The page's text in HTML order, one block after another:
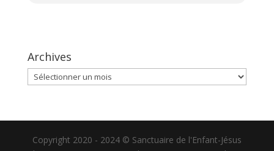
Archives
Archives
Copyright 2020 - 2024 © Sanctuaire de l'Enfant-Jésus